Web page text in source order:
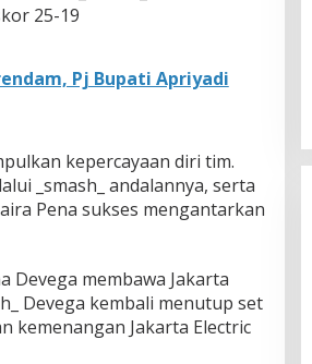
25-19
Pj Bupati Apriyadi
kepercayaan diri tim.
_smash_ andalannya, serta
Pena sukses mengantarkan
Devega membawa Jakarta
Devega kembali menutup set
kemenangan Jakarta Electric